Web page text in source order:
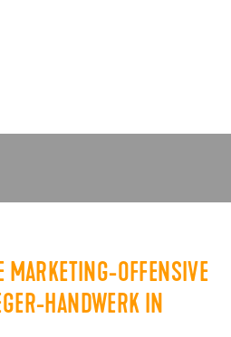
MARKETING-OFFENSIVE
HANDWERK IN